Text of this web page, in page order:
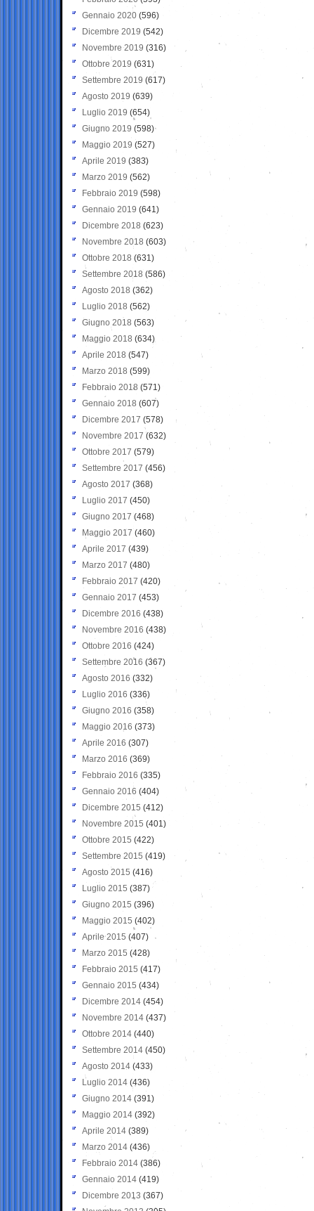
Gennaio 2020 (596)
Dicembre 2019 (542)
Novembre 2019 (316)
Ottobre 2019 (631)
Settembre 2019 (617)
Agosto 2019 (639)
Luglio 2019 (654)
Giugno 2019 (598)
Maggio 2019 (527)
Aprile 2019 (383)
Marzo 2019 (562)
Febbraio 2019 (598)
Gennaio 2019 (641)
Dicembre 2018 (623)
Novembre 2018 (603)
Ottobre 2018 (631)
Settembre 2018 (586)
Agosto 2018 (362)
Luglio 2018 (562)
Giugno 2018 (563)
Maggio 2018 (634)
Aprile 2018 (547)
Marzo 2018 (599)
Febbraio 2018 (571)
Gennaio 2018 (607)
Dicembre 2017 (578)
Novembre 2017 (632)
Ottobre 2017 (579)
Settembre 2017 (456)
Agosto 2017 (368)
Luglio 2017 (450)
Giugno 2017 (468)
Maggio 2017 (460)
Aprile 2017 (439)
Marzo 2017 (480)
Febbraio 2017 (420)
Gennaio 2017 (453)
Dicembre 2016 (438)
Novembre 2016 (438)
Ottobre 2016 (424)
Settembre 2016 (367)
Agosto 2016 (332)
Luglio 2016 (336)
Giugno 2016 (358)
Maggio 2016 (373)
Aprile 2016 (307)
Marzo 2016 (369)
Febbraio 2016 (335)
Gennaio 2016 (404)
Dicembre 2015 (412)
Novembre 2015 (401)
Ottobre 2015 (422)
Settembre 2015 (419)
Agosto 2015 (416)
Luglio 2015 (387)
Giugno 2015 (396)
Maggio 2015 (402)
Aprile 2015 (407)
Marzo 2015 (428)
Febbraio 2015 (417)
Gennaio 2015 (434)
Dicembre 2014 (454)
Novembre 2014 (437)
Ottobre 2014 (440)
Settembre 2014 (450)
Agosto 2014 (433)
Luglio 2014 (436)
Giugno 2014 (391)
Maggio 2014 (392)
Aprile 2014 (389)
Marzo 2014 (436)
Febbraio 2014 (386)
Gennaio 2014 (419)
Dicembre 2013 (367)